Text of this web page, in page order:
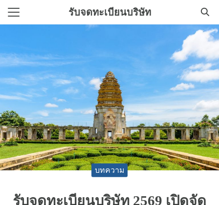
รับจดทะเบียนบริษัท
ารทําบัญชี
ทะเบียนบริษัทใหม่
บทความ
รับจดทะเบียนบริษัท 2569 เปิดจัด